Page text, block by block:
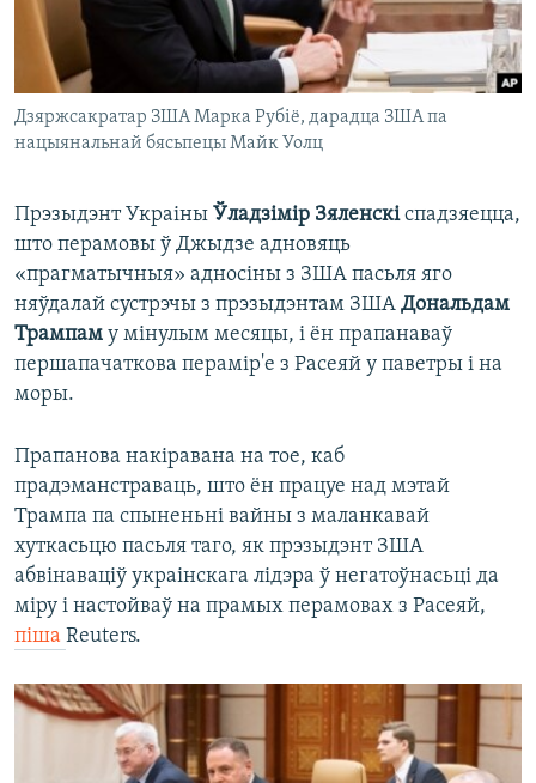
Дзяржсакратар ЗША Марка Рубіё, дарадца ЗША па
нацыянальнай бясьпецы Майк Уолц
Прэзыдэнт Украіны Ўладзімір Зяленскіспадзяецца,
што перамовы ў Джыдзе адновяць
«прагматычныя» адносіны з ЗША пасьля яго
няўдалай сустрэчы з прэзыдэнтам ЗША Дональдам
Трампам у мінулым месяцы, і ён прапанаваў
першапачаткова перамір'е з Расеяй у паветры і на
моры.
Прапанова накіравана на тое, каб
прадэманстраваць, што ён працуе над мэтай
Трампа па спыненьні вайны з маланкавай
хуткасьцю пасьля таго, як прэзыдэнт ЗША
абвінаваціў украінскага лідэра ў негатоўнасьці да
міру і настойваў на прамых перамовах з Расеяй,
піша Reuters.